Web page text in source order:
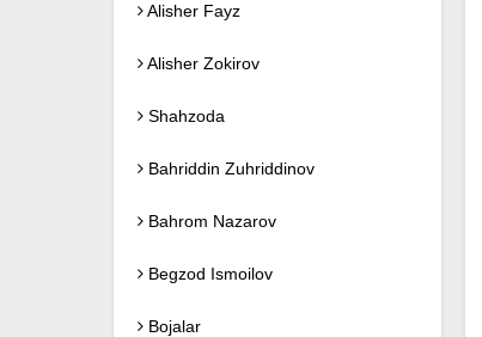
Alisher Fayz
Alisher Zokirov
Shahzoda
Bahriddin Zuhriddinov
Bahrom Nazarov
Begzod Ismoilov
Bojalar